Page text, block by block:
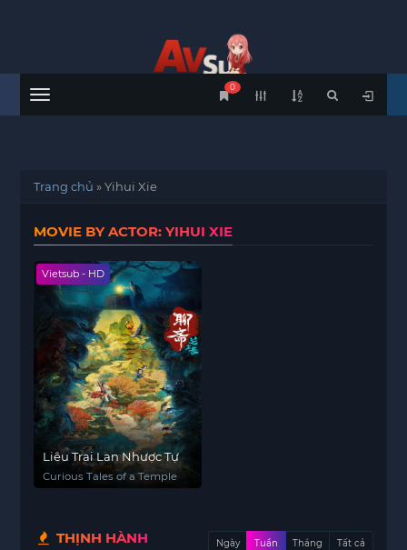
Menu
0
Trang chủ »Yihui Xie
MOVIE BY ACTOR: YIHUI XIE
Vietsub - HD
Liêu Trai Lan Nhược Tự
Curious Tales of a Temple
THỊNH HÀNH Ngày Tuần Tháng Tất cả